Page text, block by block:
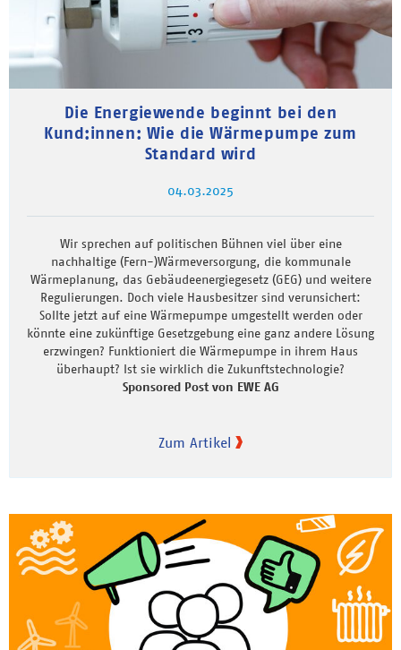
Die Energiewende beginnt bei den
Kund:innen: Wie die Wärmepumpe zum
Standard wird
04.03.2025
Wir sprechen auf politischen Bühnen viel über eine
nachhaltige (Fern-)Wärmeversorgung, die kommunale
Wärmeplanung, das Gebäudeenergiegesetz (GEG) und weitere
Regulierungen. Doch viele Hausbesitzer sind verunsichert:
Sollte jetzt auf eine Wärmepumpe umgestellt werden oder
könnte eine zukünftige Gesetzgebung eine ganz andere Lösung
erzwingen? Funktioniert die Wärmepumpe in ihrem Haus
überhaupt? Ist sie wirklich die Zukunftstechnologie?
Sponsored Post von EWE AG
Zum Artikel